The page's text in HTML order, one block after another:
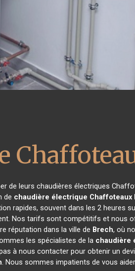
de leurs chaudières électriques
de chaudière électrique Chaffoteaux
rapides, souvent dans les 2 heures
Nos tarifs sont compétitifs et nous
réputation dans la ville de Brech, où
les spécialistes de la chaudière
à nous contacter pour obtenir un
. Nous sommes impatients de vous